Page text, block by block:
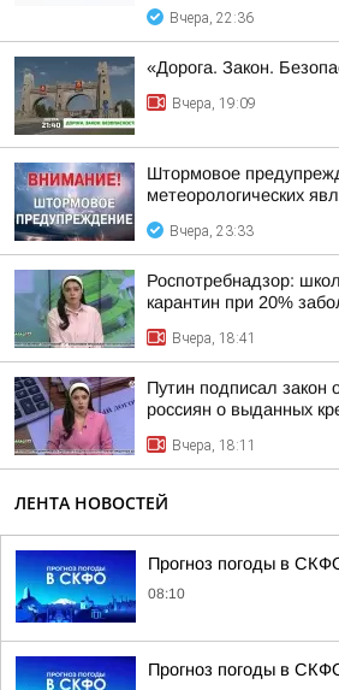
Вчера, 22:36
«Дорога. Закон.
Вчера, 19:09
Штормовое
метеорологических
Вчера, 23:33
Роспотребнадзор:
карантин при 20%
Вчера, 18:41
Путин подписал закон
россиян о выданных
Вчера, 18:11
ЛЕНТА НОВОСТЕЙ
Прогноз погоды в
08:10
Прогноз погоды в